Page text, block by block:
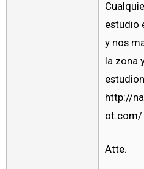
estudio
y nos
la zona
http://
ot.com/
Atte.